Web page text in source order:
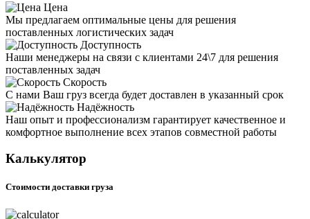
Цена
Мы предлагаем оптимальные цены для решения
поставленных логистических задач
Доступность
Наши менеджеры на связи с клиентами 24\7 для решения
поставленных задач
Скорость
С нами Ваш груз всегда будет доставлен в указанный срок
Надёжность
Наш опыт и профессионализм гарантирует качественное и
комфортное выполнение всех этапов совместной работы
Калькулятор
Стоимости доставки груза